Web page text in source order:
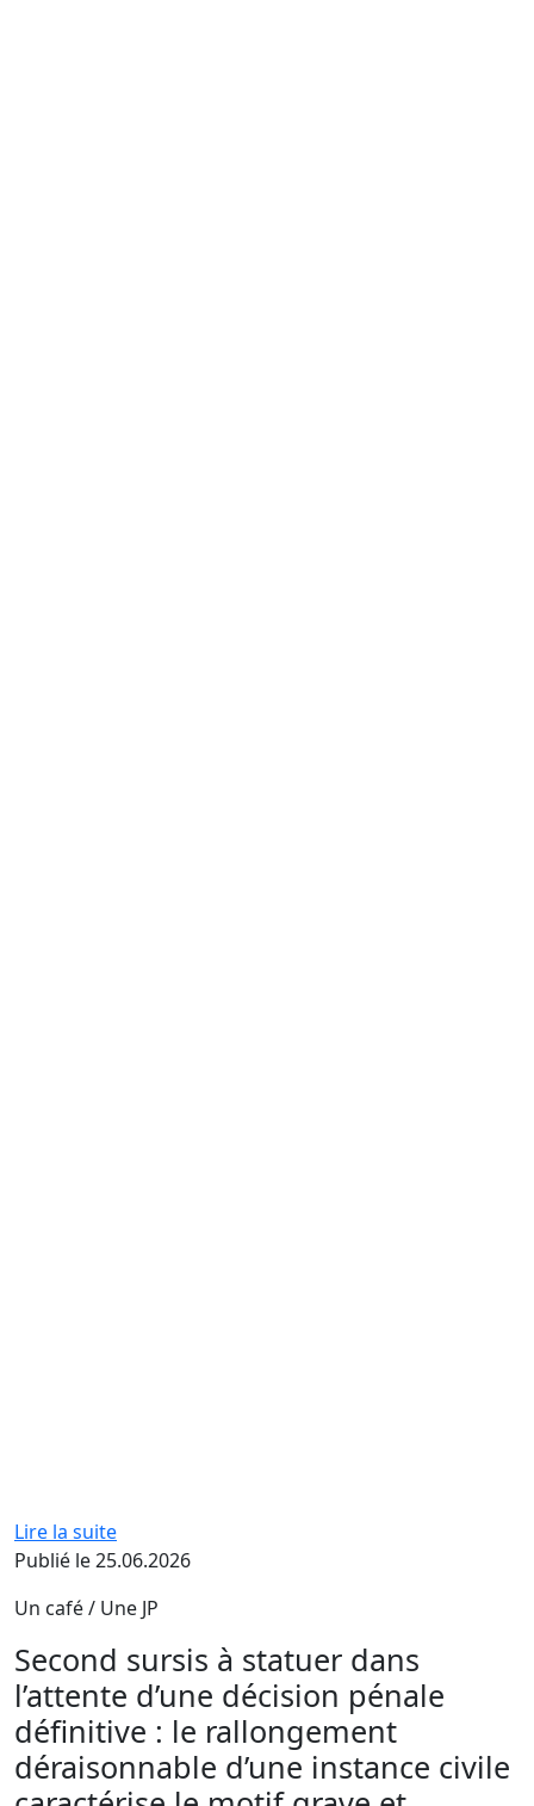
Lire la suite
Publié le 25.06.2026
Un café / Une JP
Second sursis à statuer dans
l’attente d’une décision pénale
définitive : le rallongement
déraisonnable d’une instance civile